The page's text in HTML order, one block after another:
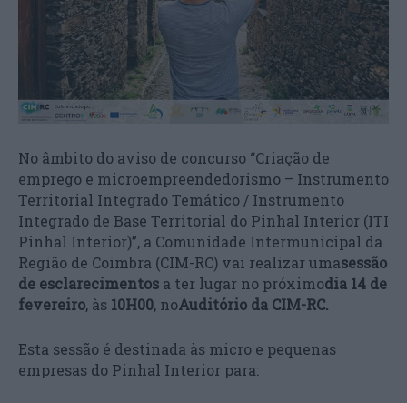
No âmbito do aviso de concurso “Criação de
emprego e microempreendedorismo – Instrumento
Territorial Integrado Temático / Instrumento
Integrado de Base Territorial do Pinhal Interior (ITI
Pinhal Interior)”, a Comunidade Intermunicipal da
Região de Coimbra (CIM-RC) vai realizar umasessão
de esclarecimentos a ter lugar no próximodia 14 de
fevereiro, às 10H00, noAuditório da CIM-RC.
Esta sessão é destinada às micro e pequenas
empresas do Pinhal Interior para: